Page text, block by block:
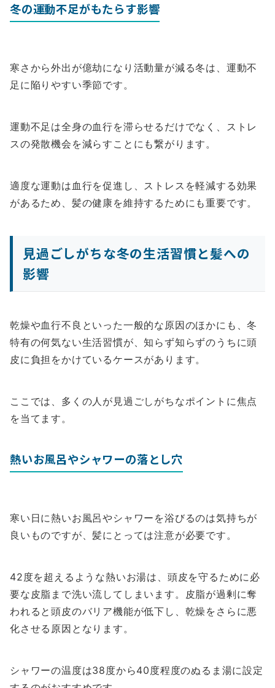
冬の運動不足がもたらす影響
寒さから外出が億劫になり活動量が減る冬は、運動不
足に陥りやすい季節です。
運動不足は全身の血行を滞らせるだけでなく、ストレ
スの発散機会を減らすことにも繋がります。
適度な運動は血行を促進し、ストレスを軽減する効果
があるため、髪の健康を維持するためにも重要です。
見過ごしがちな冬の生活習慣と髪への
影響
乾燥や血行不良といった一般的な原因のほかにも、冬
特有の何気ない生活習慣が、知らず知らずのうちに頭
皮に負担をかけているケースがあります。
ここでは、多くの人が見過ごしがちなポイントに焦点
を当てます。
熱いお風呂やシャワーの落とし穴
寒い日に熱いお風呂やシャワーを浴びるのは気持ちが
良いものですが、髪にとっては注意が必要です。
42度を超えるような熱いお湯は、頭皮を守るために必
要な皮脂まで洗い流してしまいます。皮脂が過剰に奪
われると頭皮のバリア機能が低下し、乾燥をさらに悪
化させる原因となります。
シャワーの温度は38度から40度程度のぬるま湯に設定